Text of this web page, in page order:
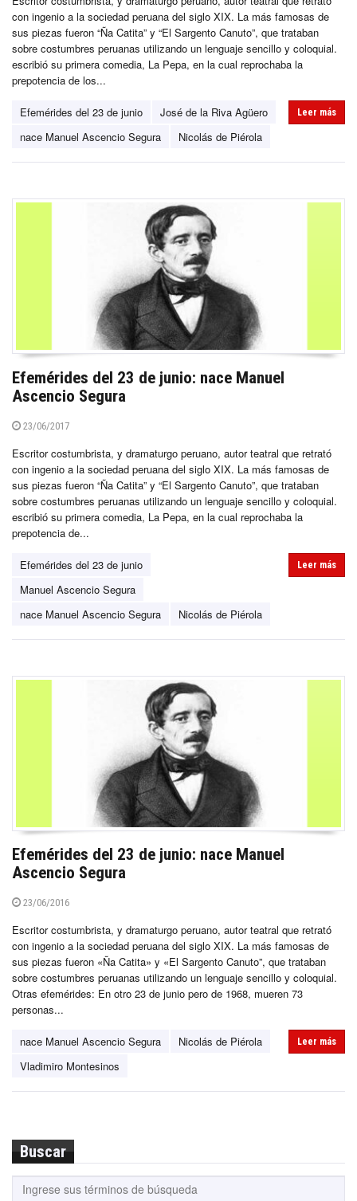
con ingenio a la sociedad peruana del siglo XIX. La más famosas de
sus piezas fueron “Ña Catita” y “El Sargento Canuto”, que trataban
sobre costumbres peruanas utilizando un lenguaje sencillo y coloquial.
escribió su primera comedia, La Pepa, en la cual reprochaba la
prepotencia de los...
Efemérides del 23 de junio
José de la Riva Agüero
nace Manuel Ascencio Segura
Nicolás de Piérola
Leer más
Efemérides del 23 de junio: nace Manuel
Ascencio Segura
23/06/2017
Escritor costumbrista, y dramaturgo peruano, autor teatral que retrató
con ingenio a la sociedad peruana del siglo XIX. La más famosas de
sus piezas fueron “Ña Catita” y “El Sargento Canuto”, que trataban
sobre costumbres peruanas utilizando un lenguaje sencillo y coloquial.
escribió su primera comedia, La Pepa, en la cual reprochaba la
prepotencia de...
Efemérides del 23 de junio
Manuel Ascencio Segura
nace Manuel Ascencio Segura
Nicolás de Piérola
Leer más
Efemérides del 23 de junio: nace Manuel
Ascencio Segura
23/06/2016
Escritor costumbrista, y dramaturgo peruano, autor teatral que retrató
con ingenio a la sociedad peruana del siglo XIX. La más famosas de
sus piezas fueron «Ña Catita» y «El Sargento Canuto”, que trataban
sobre costumbres peruanas utilizando un lenguaje sencillo y coloquial.
Otras efemérides: En otro 23 de junio pero de 1968, mueren 73
personas...
nace Manuel Ascencio Segura
Nicolás de Piérola
Vladimiro Montesinos
Leer más
Buscar